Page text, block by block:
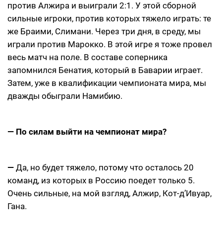
против Алжира и выиграли 2:1. У этой сборной
сильные игроки, против которых тяжело играть: те
же Браими, Слимани. Через три дня, в среду, мы
играли против Марокко. В этой игре я тоже провел
весь матч на поле. В составе соперника
запомнился Бенатия, который в Баварии играет.
Затем, уже в квалификации чемпионата мира, мы
дважды обыграли Намибию.
— По силам выйти на чемпионат мира?
— Да, но будет тяжело, потому что осталось 20
команд, из которых в Россию поедет только 5.
Очень сильные, на мой взгляд, Алжир, Кот-д’Ивуар,
Гана.